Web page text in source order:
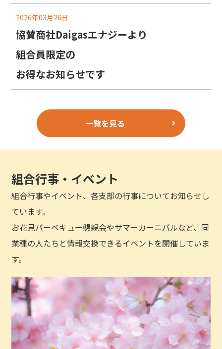
2026年03月26日
協賛商社Daigasエナジーより
組合員限定の
お得なお知らせです
一覧を見る
組合行事・イベント
組合行事やイベント、各支部の行事についてお知らせし
ています。
お花見バーベキュー懇親会やサマーカーニバルなど、同
業種の人たちと情報交換できるイベントを開催していま
す。